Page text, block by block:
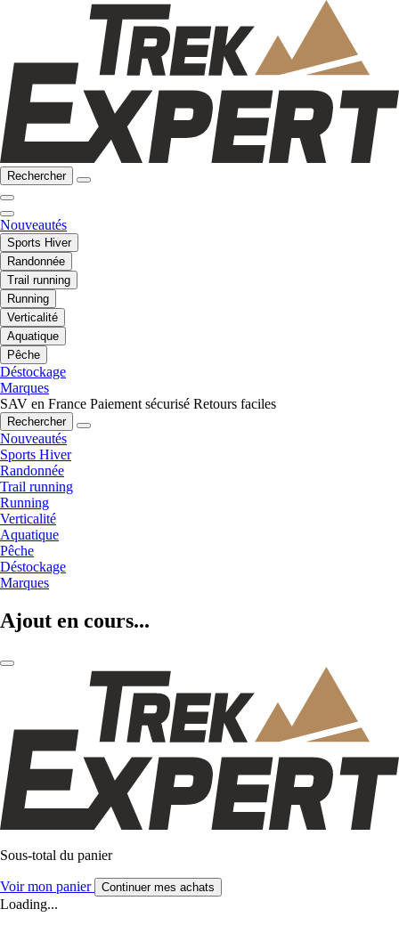
Rechercher
Nouveautés
Sports Hiver
Randonnée
Trail running
Running
Verticalité
Aquatique
Pêche
Déstockage
Marques
SAV en France Paiement sécurisé Retours faciles
Rechercher
Nouveautés
Sports Hiver
Randonnée
Trail running
Running
Verticalité
Aquatique
Pêche
Déstockage
Marques
Ajout en cours...
Sous-total du panier
Voir mon panier Continuer mes achats
Loading...